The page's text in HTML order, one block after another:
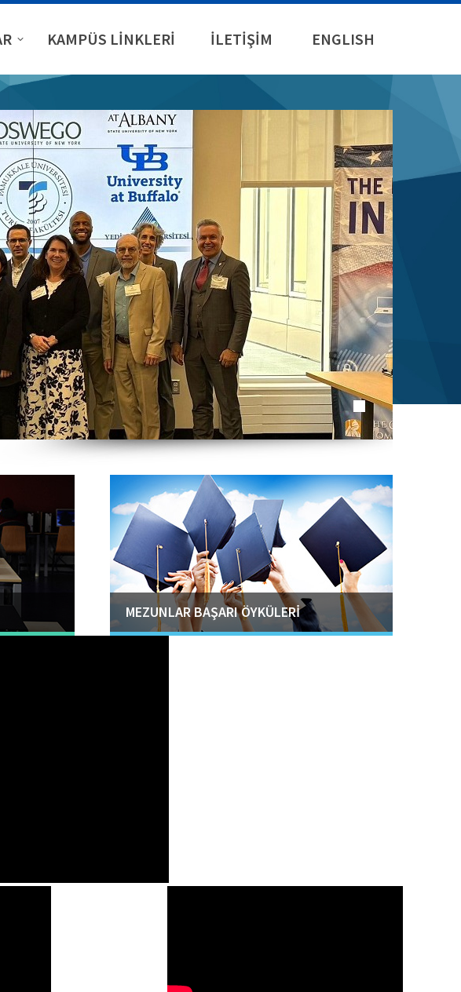
ENGLISH
KAMPÜS LİNKLERİ İLETİŞİM
MEZUNLAR BAŞARI ÖYKÜLERİ